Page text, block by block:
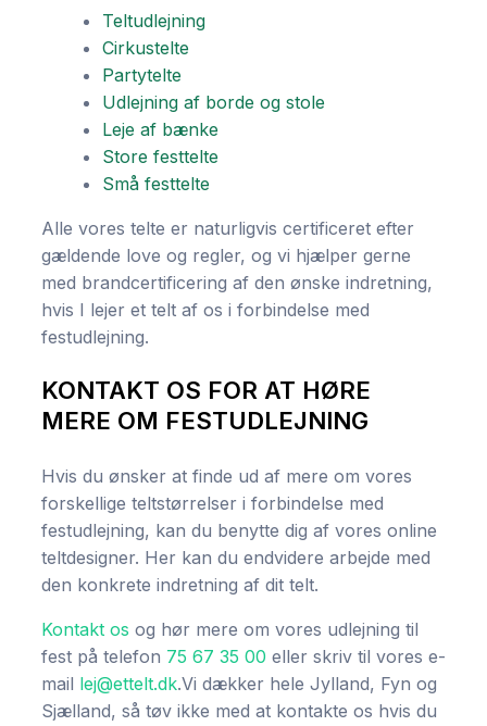
Teltudlejning
Cirkustelte
Partytelte
Udlejning af borde og stole
Leje af bænke
Store festtelte
Små festtelte
Alle vores telte er naturligvis certificeret efter
gældende love og regler, og vi hjælper gerne
med brandcertificering af den ønske indretning,
hvis I lejer et telt af os i forbindelse med
festudlejning.
KONTAKT OS FOR AT HØRE
MERE OM FESTUDLEJNING
Hvis du ønsker at finde ud af mere om vores
forskellige teltstørrelser i forbindelse med
festudlejning, kan du benytte dig af vores online
teltdesigner. Her kan du endvidere arbejde med
den konkrete indretning af dit telt.
Kontakt os og hør mere om vores udlejning til
fest på telefon 75 67 35 00 eller skriv til vores e-
mail lej@ettelt.dk.Vi dækker hele Jylland, Fyn og
Sjælland, så tøv ikke med at kontakte os hvis du